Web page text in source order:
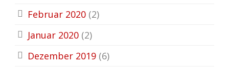
Februar 2020 (2)
Januar 2020 (2)
Dezember 2019 (6)